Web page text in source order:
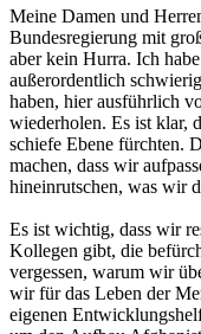
Meine Damen und
Bundesregierung mit
aber kein Hurra. Ich
außerordentlich
haben, hier ausführlich
wiederholen. Es ist klar,
schiefe Ebene fürchten.
machen, dass wir
hineinrutschen, was wir
Es ist wichtig, dass wir
Kollegen gibt, die
vergessen, warum wir
wir für das Leben der
eigenen